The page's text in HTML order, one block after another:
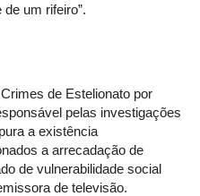
um rifeiro”.
de Estelionato por
pelas investigações
a existência
a arrecadação de
de vulnerabilidade social
de televisão.